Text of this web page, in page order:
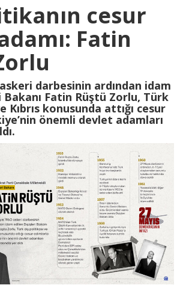
cesur
Fatin
askeri darbesinin ardından idam
Bakanı Fatin Rüştü Zorlu, Türk
Kıbrıs konusunda attığı cesur
önemli devlet adamları